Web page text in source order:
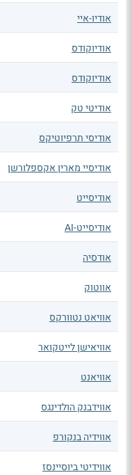
אודיו-איי
אודיוקודס
אודיוקודס
אודיטי טק
אודיסי תרפיוטיקס
אודיסיי מארין אקספלורשן
אודיסייט
אודיסייט-AI
אודסיה
אווטוק
אוויאט נטוורקס
אוויאישן לייטקואר
אוויאנט
אווידבנק הולדינגס
אווידיה בנקורפ
אווידיטי ביוסיינסז